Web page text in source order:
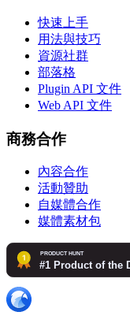
快速上手
用法與技巧
資源社群
部落格
Plugin API 文件
Web API 文件
商務合作
內容合作
活動贊助
自媒體合作
媒體素材包